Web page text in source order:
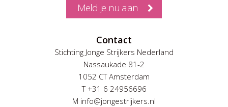
Meld je nu aan
Contact
Stichting Jonge Strijkers Nederland
Nassaukade 81-2
1052 CT Amsterdam
T +31 6 24956696
M info@jongestrijkers.nl